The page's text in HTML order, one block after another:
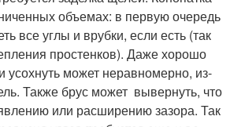
объемах: в первую очередь
все углы и врубки, если есть (так
простенков). Даже хорошо
усохнуть может неравномерно, из-
Также брус может вывернуть, что
или расширению зазора. Так